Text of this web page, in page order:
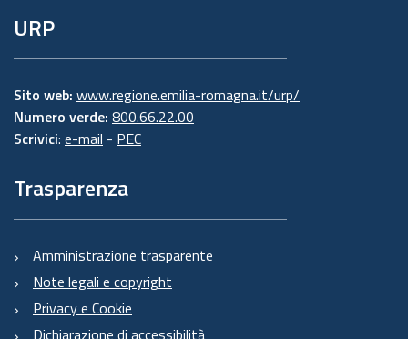
URP
Sito web: www.regione.emilia-romagna.it/urp/
Numero verde: 800.66.22.00
Scrivici: e-mail - PEC
Trasparenza
Amministrazione trasparente
Note legali e copyright
Privacy e Cookie
Dichiarazione di accessibilità